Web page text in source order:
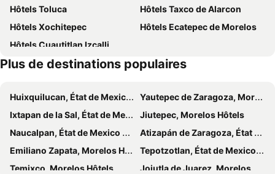
Hôtels Toluca
Hôtels Taxco de Alarcon
Hôtels Xochitepec
Hôtels Ecatepec de Morelos
Hôtels Cuautitlan Izcalli
Plus de destinations populaires
Huixquilucan, État de Mexico Hôtels
Yautepec de Zaragoza, Morelos Hôtels
Ixtapan de la Sal, État de Mexico Hôtels
Jiutepec, Morelos Hôtels
Naucalpan, État de Mexico Hôtels
Atizapán de Zaragoza, État de Mexico Hôtels
Emiliano Zapata, Morelos Hôtels
Tepotzotlan, État de Mexico Hôtels
Temixco, Morelos Hôtels
Jojutla de Juarez, Morelos Hôtels